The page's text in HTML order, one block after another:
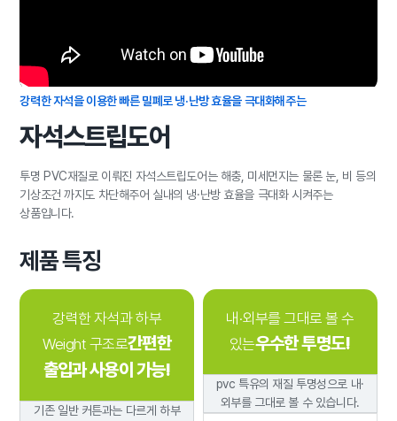
강력한 자석을 이용한빠른 밀폐로 냉·난방 효율을 극대화해주는
자석스트립도어
투명 PVC재질로 이뤄진 자석스트립도어는 해충, 미세먼지는 물론 눈, 비 등의
기상조건 까지도 차단해주어 실내의 냉·난방 효율을 극대화 시켜주는
상품입니다.
제품 특징
강력한 자석과 하부
Weight 구조로간편한
출입과 사용이 가능!
기존 일반 커튼과는 다르게 하부
내·외부를 그대로 볼 수
있는우수한 투명도!
pvc 특유의 재질 투명성으로 내·
외부를 그대로 볼 수 있습니다.